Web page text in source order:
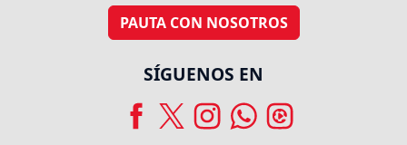
PAUTA CON NOSOTROS
SÍGUENOS EN